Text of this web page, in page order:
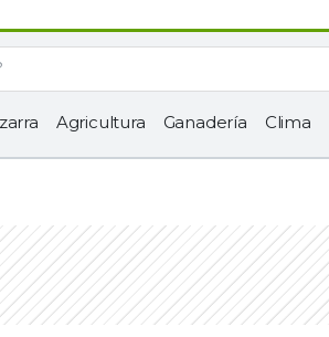
Agricultura Ganadería Clima